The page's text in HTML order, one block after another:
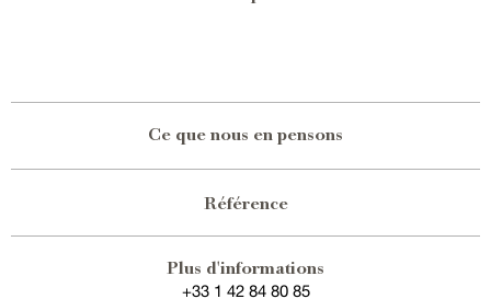
Ce que nous en pensons
Référence
Plus d'informations
+33 1 42 84 80 85